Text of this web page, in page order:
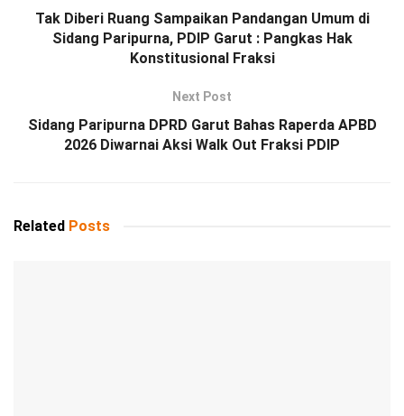
Tak Diberi Ruang Sampaikan Pandangan Umum di
Sidang Paripurna, PDIP Garut : Pangkas Hak
Konstitusional Fraksi
Next Post
Sidang Paripurna DPRD Garut Bahas Raperda APBD
2026 Diwarnai Aksi Walk Out Fraksi PDIP
Related Posts